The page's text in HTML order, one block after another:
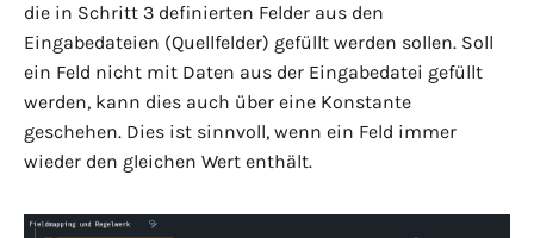
die in Schritt 3 definierten Felder aus den
Eingabedateien (Quellfelder) gefüllt werden sollen. Soll
ein Feld nicht mit Daten aus der Eingabedatei gefüllt
werden, kann dies auch über eine Konstante
geschehen. Dies ist sinnvoll, wenn ein Feld immer
wieder den gleichen Wert enthält.